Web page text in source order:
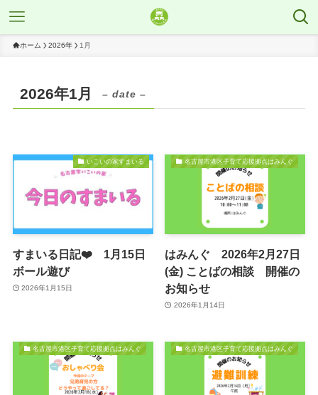
ホーム 2026年 1月
2026年1月 – date –
いこいの家すまいる
すまいる日記❤️ 1月15日
ボール遊び
2026年1月15日
名古屋市港区子育て応援拠点はみんぐ
はみんぐ 2026年2月27日
(金) ことばの相談 開催の
お知らせ
2026年1月14日
名古屋市港区子育て応援拠点はみんぐ 名古屋市港区子育て応援拠点はみんぐ